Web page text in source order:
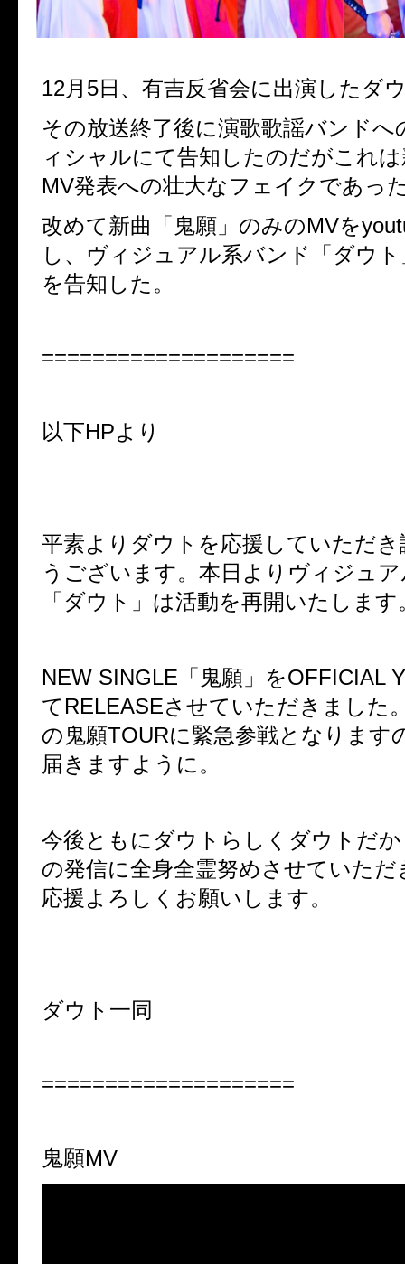
12月 5日、有吉反省会に出演したダ
その放送終了後に演歌歌謡バンドへ
ィシャルにて告知したのだがこれ
MV発表への壮大なフェイクであっ
改めて新曲「鬼願」のみのMVを
し、ヴィジュアル系バンド「ダウ
を告知した。
====================
以下HPより
平素よりダウトを応援していただ
うございます。本日よりヴィジュ
「ダウト」は活動を再開いたします
NEW SINGLE 「鬼願」をOFFICIAL
て RELEASEさせていただきました
の鬼願TOURに緊急参戦となります
届きますように。
今後ともにダウトらしくダウトだ
の発信に全身全霊努めさせていた
応援よろしくお願いします。
ダウト一同
====================
鬼願MV